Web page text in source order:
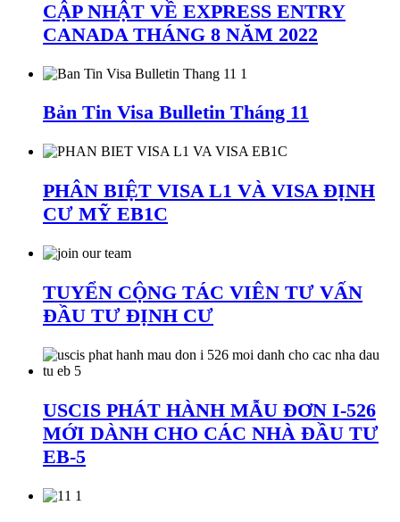
CẬP NHẬT VỀ EXPRESS ENTRY
CANADA THÁNG 8 NĂM 2022
Bản Tin Visa Bulletin Tháng 11
PHÂN BIỆT VISA L1 VÀ VISA ĐỊNH
CƯ MỸ EB1C
TUYỂN CỘNG TÁC VIÊN TƯ VẤN
ĐẦU TƯ ĐỊNH CƯ
USCIS PHÁT HÀNH MẪU ĐƠN I-526
MỚI DÀNH CHO CÁC NHÀ ĐẦU TƯ
EB-5